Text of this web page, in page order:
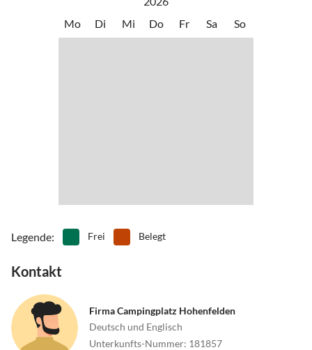
Übernachtungsgäste zur Verfügung. Alle Ferienhäuser sind mit
ihrer komplett ausgestatteten Küche für Selbstversorger ausglegt.
Außerdem ergänzen zahlreiche gastronomische Einrichtungen
Mo
Di Mi Do Fr Sa So
Legende: Frei Belegt
Kontakt
Firma Campingplatz Hohenfelden
Deutsch und Englisch
Unterkunfts-Nummer: 181857